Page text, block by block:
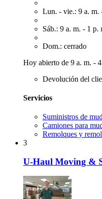
Lun. - vie.: 9 a. m.
Sáb.: 9 a. m. - 1 p.
Dom.: cerrado
Hoy abierto de 9 a. m. -
Devolución del
Servicios
Suministros de
Camiones para
Remolques y
3
U-Haul Moving &